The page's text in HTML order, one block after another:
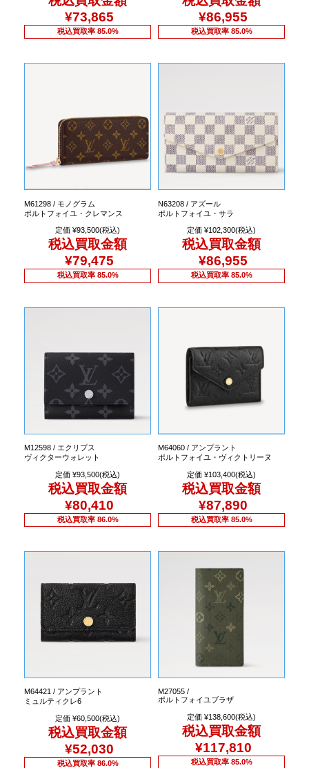
¥73,865
税込買取率 85.0%
¥86,955
税込買取率 85.0%
M61298 / モノグラム
ポルトフォイユ・クレマンス
定価 ¥93,500(税込)
税込買取金額
¥79,475
税込買取率 85.0%
N63208 / アズール
ポルトフォイユ・サラ
定価 ¥102,300(税込)
税込買取金額
¥86,955
税込買取率 85.0%
M12598 / エクリプス
ヴィクターウォレット
定価 ¥93,500(税込)
税込買取金額
¥80,410
税込買取率 86.0%
M64060 / アンプラント
ポルトフォイユ・ヴィクトリーヌ
定価 ¥103,400(税込)
税込買取金額
¥87,890
税込買取率 85.0%
M64421 / アンプラント
ミュルティクレ6
定価 ¥60,500(税込)
税込買取金額
¥52,030
税込買取率 86.0%
M27055 /
ポルトフォイユブラザ
定価 ¥138,600(税込)
税込買取金額
¥117,810
税込買取率 85.0%